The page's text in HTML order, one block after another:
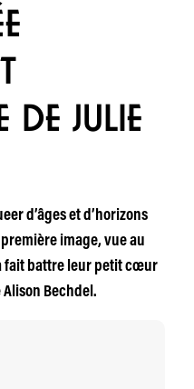
DE JULIE
d’âges et d’horizons
image, vue au
fait battre leur petit cœur
Alison Bechdel.